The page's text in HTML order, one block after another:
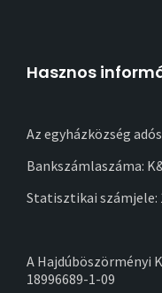
Hasznos
Az egyházközség
Bankszámlaszáma:
Statisztikai számjele:
A Hajdúböszörményi
18996689-1-09